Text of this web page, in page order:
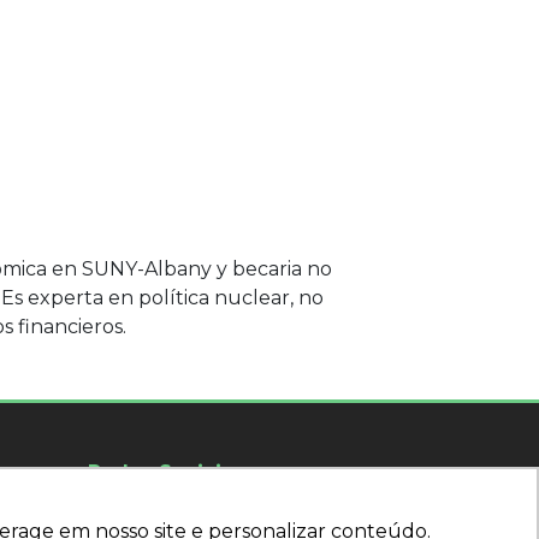
em nosso site e personalizar conteúdo.
em nosso site e personalizar conteúdo.
en SUNY-Albany y becaria no
experta en política nuclear, no
financieros.
Redes Sociais
Siga nuestras redes sociales